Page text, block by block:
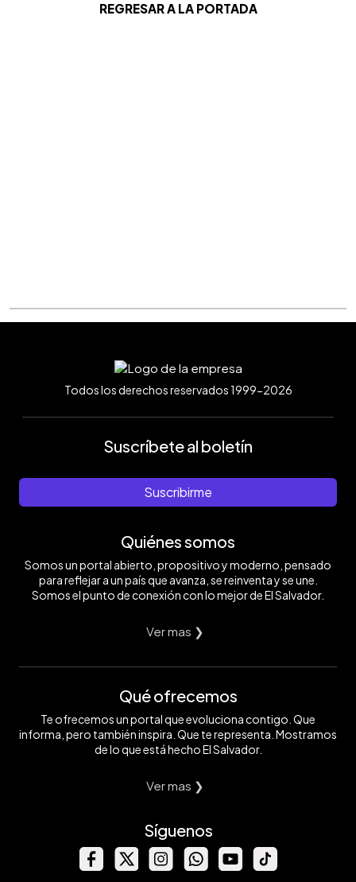
REGRESAR A LA PORTADA
Todos los derechos reservados 1999-2026
Suscríbete al boletín
Suscribirme
Quiénes somos
Somos un portal abierto, propositivo y moderno, pensado
para reflejar a un país que avanza, se reinventa y se une.
Somos el punto de conexión con lo mejor de El Salvador.
Ver mas ❯
Qué ofrecemos
Te ofrecemos un portal que evoluciona contigo. Que
informa, pero también inspira. Que te representa. Mostramos
de lo que está hecho El Salvador.
Ver mas ❯
Síguenos